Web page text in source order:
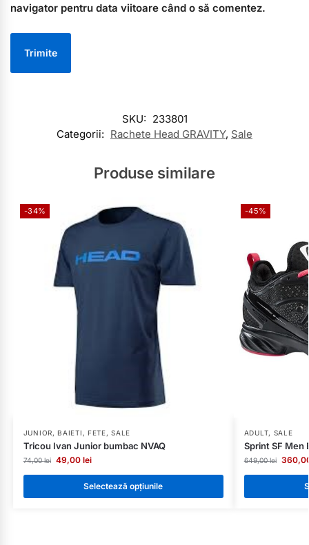
navigator pentru data viitoare când o să comentez.
SKU: 233801
Categorii: Rachete Head GRAVITY, Sale
Produse similare
-34%
JUNIOR,BAIETI , FETE,SALE
Tricou Ivan Junior bumbac NVAQ
74,00lei 49,00 lei
Selectează opțiunile
-45%
ADULT, SALE
Sprint SF Men
649,00lei